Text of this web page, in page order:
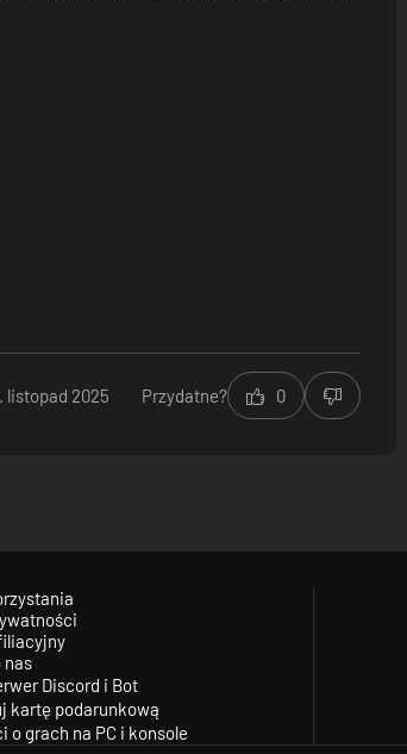
listopad 2025 Przydatne? 0
nas
Discord i Bot
kartę podarunkową
o grach na PC i konsole